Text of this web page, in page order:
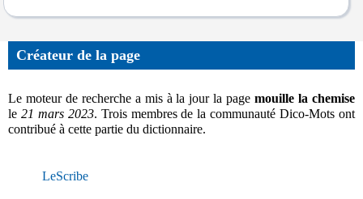
Créateur de la page
Le moteur de recherche a mis à la jour la pagemouille la chemise
le 21 mars 2023. Trois membres de la communauté Dico-Mots ont
contribué à cette partie du dictionnaire.
LeScribe